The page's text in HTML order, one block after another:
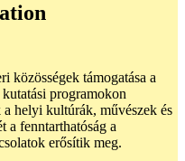
közösségek támogatása a
programokon
helyi kultúrák, művészek és
a fenntarthatóság a
erősítik meg.